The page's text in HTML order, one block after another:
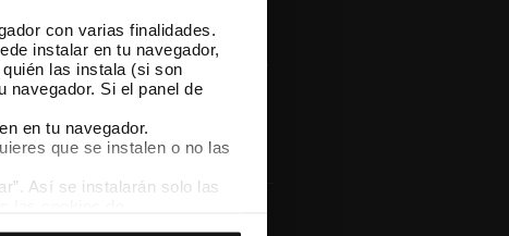
con varias finalidades.
instalar en tu navegador,
las instala (si son
navegador. Si el panel de
en tu navegador.
que se instalen o no las
Así se instalarán solo las
tu experiencia de
App
TMB App y compra tus billetes